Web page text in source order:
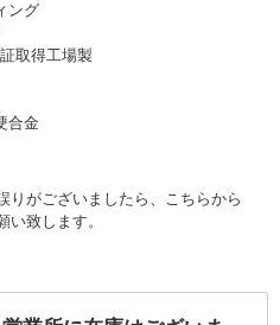
ング
取得工場製
合金
りがございましたら、こちらから
い致します。